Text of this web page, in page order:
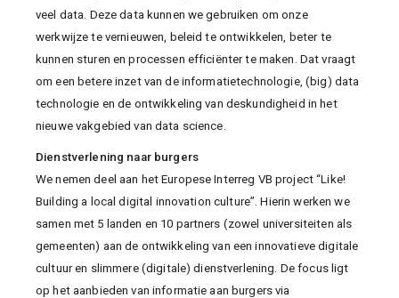
veel data. Deze data kunnen we gebruiken om onze
werkwijze te vernieuwen, beleid te ontwikkelen, beter te
kunnen sturen en processen efficiënter te maken. Dat vraagt
om een betere inzet van de informatietechnologie, (big) data
technologie en de ontwikkeling van deskundigheid in het
nieuwe vakgebied van data science.
Dienstverlening naar burgers
We nemen deel aan het Europese Interreg VB project “Like!
Building a local digital innovation culture”. Hierin werken we
samen met 5 landen en 10 partners (zowel universiteiten als
gemeenten) aan de ontwikkeling van een innovatieve digitale
cultuur en slimmere (digitale) dienstverlening. De focus ligt
op het aanbieden van informatie aan burgers via